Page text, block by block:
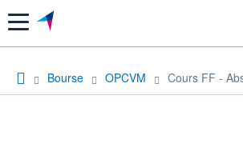
Menu
Bourse OPCVM Cours FF -